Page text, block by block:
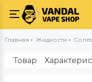
Главная Жидкости
Товар